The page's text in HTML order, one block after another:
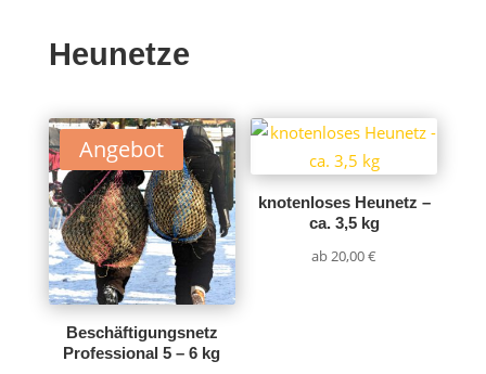
Heunetze
Angebot
Beschäftigungsnetz
Professional 5 – 6 kg
knotenloses Heunetz –
ca. 3,5 kg
ab 20,00€